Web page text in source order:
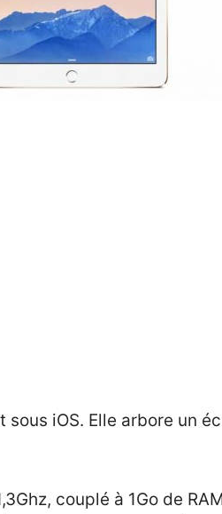
iOS. Elle arbore un
couplé à 1Go de